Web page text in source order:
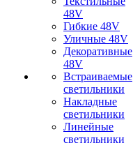
48V
Гибкие 48V
Уличные 48V
Декоративные
48V
Встраиваемые
светильники
Накладные
светильники
Линейные
светильники